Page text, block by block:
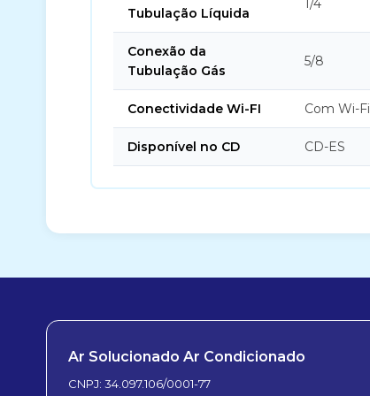
Tubulação Líquida
1/4
Conexão da
Tubulação Gás
5/8
Conectividade Wi-FI Com Wi-Fi
Disponível no CD CD-ES
Ar Solucionado Ar Condicionado
CNPJ: 34.097.106/0001-77